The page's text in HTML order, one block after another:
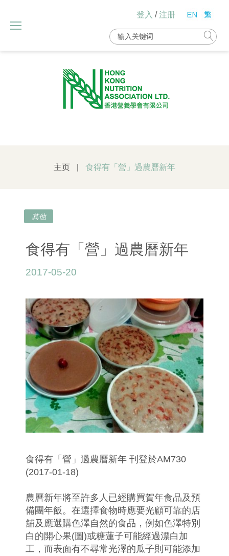
content
登入 /注册
Search
for:
主页 食得有「營」過農曆新年
其他
食得有「營」過農曆新年
2017-05-20
食得有「營」過農曆新年 刊登於AM730
(2017-01-18)
農曆新年將至許多人已經購買賀年食品及預
備團年飯。在選擇食物時應要光顧可靠的店
舖及應選購色澤自然的食品，例如色澤特別
白的開心果(圖)或糖蓮子可能經過漂白加
工，而表面有不尋常光澤的瓜子則可能添加